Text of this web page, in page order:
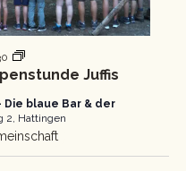
Juffis
Pfadfinder
Gruppenstunde
blaue Bar & der
2, Hattingen